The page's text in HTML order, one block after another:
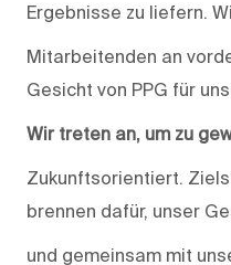
Ergebnisse zu liefern.
Mitarbeitenden an
Gesicht von PPG für
Wir treten an, um zu
Zukunftsorientiert.
brennen dafür, unser
und gemeinsam mit